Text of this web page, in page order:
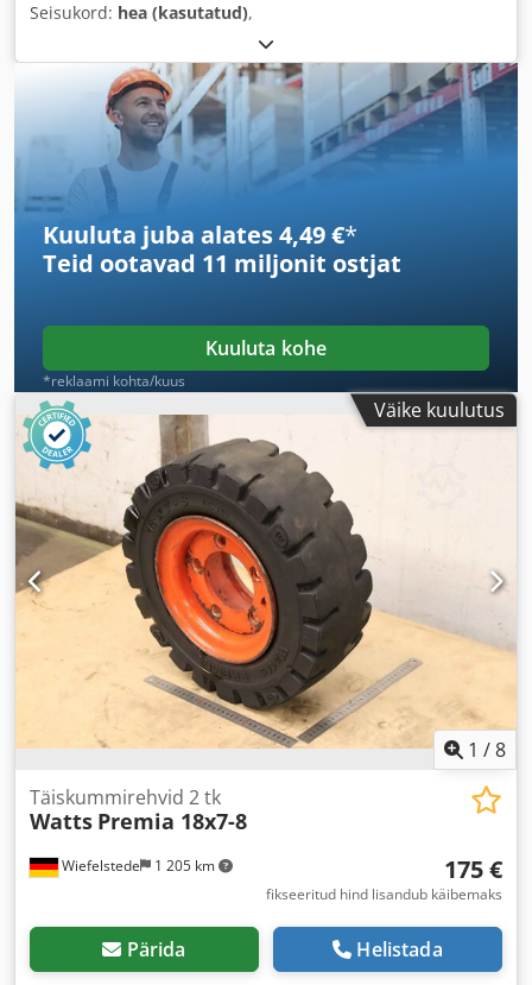
Seisukord: hea (kasutatud),
Kuuluta juba alates 4,49 €*
Teid ootavad 11 miljonit ostjat
Kuuluta kohe
*reklaami kohta/kuus
Väike kuulutus
1 /8
Wiefelstede 1 205 km
Täiskummirehvid 2 tk
Watts Premia 18x7-8
175 €
fikseeritud hind lisandub käibemaks
Pärida Helistada